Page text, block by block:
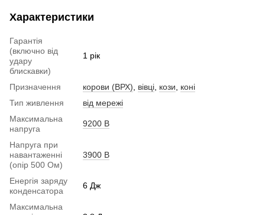
Характеристики
Гарантія
(включно від
удару
блискавки)
1 рік
Призначення корови (ВРХ) вівці кози
коні
Тип живлення
від мережі
Максимальна
напруга
9200 В
Напруга при
навантаженні
(опір 500 Ом)
3900 В
Енергія заряду
конденсатора
6 Дж
Максимальна